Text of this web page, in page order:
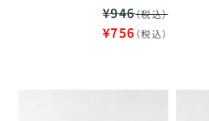
¥946（税込）
¥756 （税込）